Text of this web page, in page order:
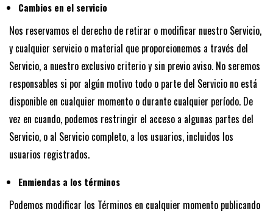
Cambios en el servicio
Nos reservamos el derecho de retirar o modificar nuestro Servicio,
y cualquier servicio o material que proporcionemos a través del
Servicio, a nuestro exclusivo criterio y sin previo aviso. No seremos
responsables si por algún motivo todo o parte del Servicio no está
disponible en cualquier momento o durante cualquier período. De
vez en cuando, podemos restringir el acceso a algunas partes del
Servicio, o al Servicio completo, a los usuarios, incluidos los
usuarios registrados.
Enmiendas a los términos
Podemos modificar los Términos en cualquier momento publicando